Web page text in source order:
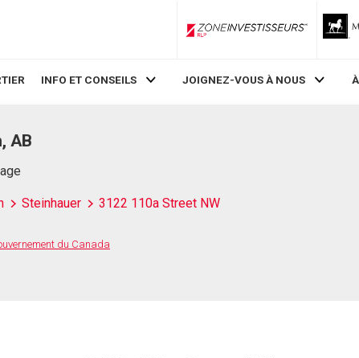
ZoneInvestisseurs RLP
INFO ET CONSEILS JOIGNEZ-VOUS À NOUS
AB
Steinhauer 3122 110a Street NW
du Canada